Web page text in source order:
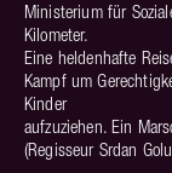
Ministerium für
Kilometer.
Eine heldenhafte
Kampf um
Kinder
aufzuziehen. Ein
(Regisseur Srdan